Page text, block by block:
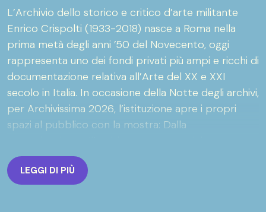
L’Archivio dello storico e critico d’arte militante
Enrico Crispolti (1933-2018) nasce a Roma nella
prima metà degli anni ’50 del Novecento, oggi
rappresenta uno dei fondi privati più ampi e ricchi di
documentazione relativa all’Arte del XX e XXI
secolo in Italia. In occasione della Notte degli archivi,
per Archivissima 2026, l’istituzione apre i propri
spazi al pubblico con la mostra: Dalla
attraverso i documenti dell’Archivio Enrico Crispolti,
introdotta da Anna Mazzanti. La mostra vuole
evidenziare, per l’attualità dei temi trattati e il nesso
LEGGI DI PIÙ